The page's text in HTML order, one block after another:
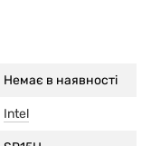
Немає в наявності
Intel